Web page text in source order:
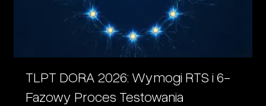
TLPT DORA 2026: Wymogi RTS i 6-
Fazowy Proces Testowania